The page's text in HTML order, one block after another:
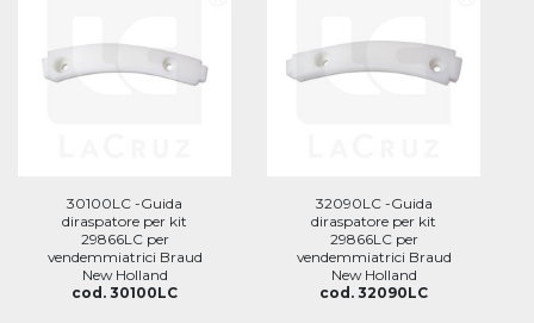
30100LC -Guida
diraspatore per kit
29866LC per
vendemmiatrici Braud
New Holland
cod. 30100LC
32090LC -Guida
diraspatore per kit
29866LC per
vendemmiatrici Braud
New Holland
cod. 32090LC